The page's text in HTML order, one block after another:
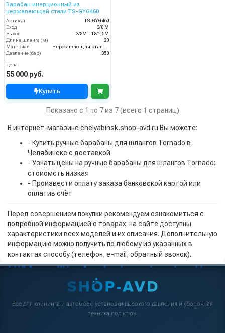
Барабан инерционный из
нержавеющей стали TS-GYG460
Артикул
TS-GYG460
Вход
3/8 М
Выход
3/8М – 18/1,5М
Длина шланга (м)
20
Материал
Давление (бар)
350
Цена
55 000 руб.
Купить
Показано с 1 по 7 из 7 (всего 1 страниц)
В интернет-магазине chelyabinsk.shop-avd.ru Вы можете:
- Купить ручные барабаны для шлангов Tornado в
Челябинске с доставкой
- Узнать цены на ручные барабаны для шлангов Tornado:
стоиомсть низкая
- Произвести оплату заказа банковской картой или
оплатив счёт
Перед совершением покупки рекомендуем ознакомиться с
подробной информацией о товарах: на сайте доступны
характеристики всех моделей и их описания. Дополнительную
информацию можно получить по любому из указанных в
контактах способу (телефон, e-mail, обратный звонок).
Всё для клининга и автомоек: установки высокого давления и уборочная
техника под ключ.